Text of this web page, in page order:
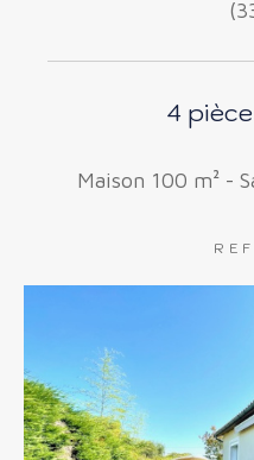
4
Maison 100 m² -